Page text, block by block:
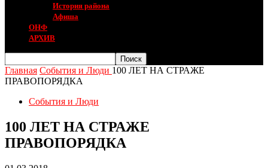
История района
Афиша
ОНФ
АРХИВ
Главная События и Люди 100 ЛЕТ НА СТРАЖЕ
ПРАВОПОРЯДКА
События и Люди
100 ЛЕТ НА СТРАЖЕ
ПРАВОПОРЯДКА